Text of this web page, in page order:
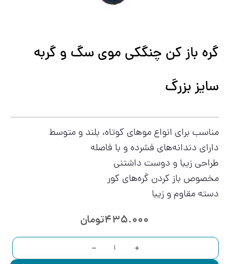
گره باز کن چنگکی موی سگ و گربه
سایز بزرگ
مناسب برای انواع موهای کوتاه، بلند و متوسط
دارای دندانه‌های فشرده و با فاصله
طراحی زیبا و دوست داشتنی
مخصوص باز کردن گره‌های کور
دسته مقاوم و زیبا
435.000تومان